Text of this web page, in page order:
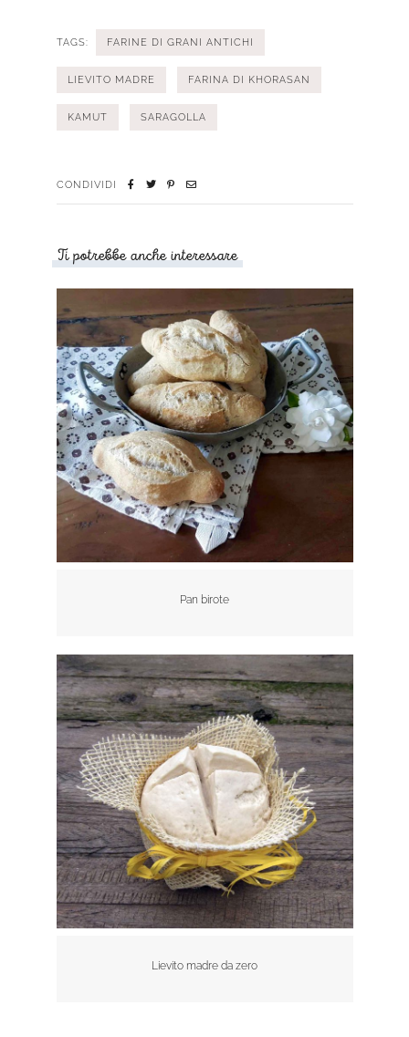
TAGS: FARINE DI GRANI ANTICHI
LIEVITO MADRE FARINA DI KHORASAN
KAMUT SARAGOLLA
CONDIVIDI
Ti potrebbe anche interessare
Pan birote
Lievito madre da zero